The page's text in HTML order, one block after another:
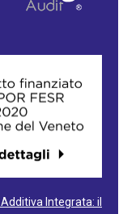
Integrata: il